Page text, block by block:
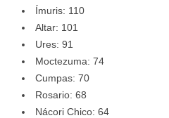
Ímuris: 110
Altar: 101
Ures: 91
Moctezuma: 74
Cumpas: 70
Rosario: 68
Nácori Chico: 64